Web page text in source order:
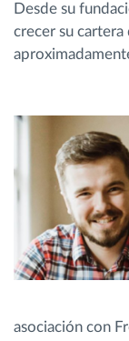
Calculadora
Desde su
crecer su cartera
asociación con